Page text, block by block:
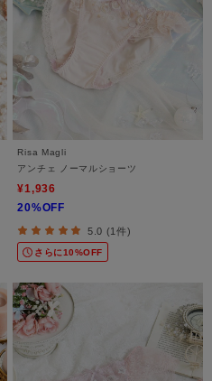
Risa Magli
アンチェ ノーマルショーツ
¥1,936
20%OFF
5.0 (1件)
さらに10%OFF